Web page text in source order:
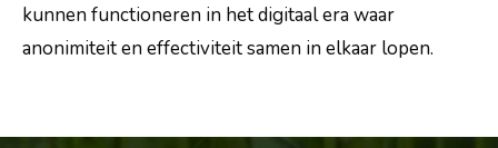
kunnen functioneren in het digitaal era waar
anonimiteit en effectiviteit samen in elkaar lopen.